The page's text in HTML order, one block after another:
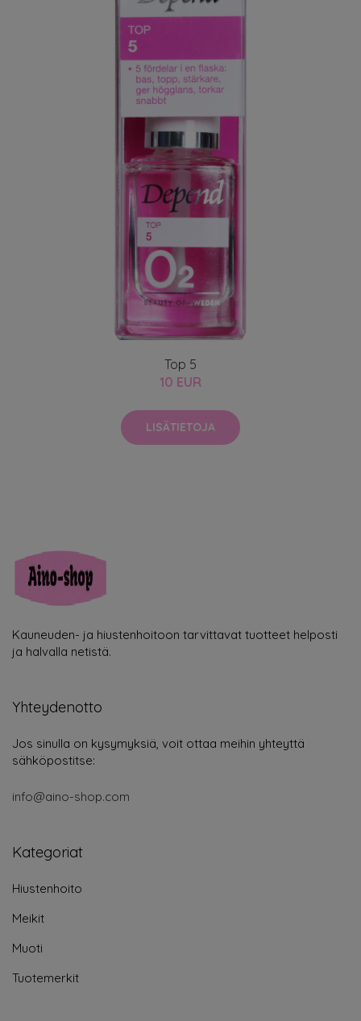
Top 5
10 EUR
LISÄTIETOJA
Kauneuden- ja hiustenhoitoon tarvittavat tuotteet helposti
ja halvalla netistä.
Yhteydenotto
Jos sinulla on kysymyksiä, voit ottaa meihin yhteyttä
sähköpostitse:
info@aino-shop.com
Kategoriat
Hiustenhoito
Meikit
Muoti
Tuotemerkit